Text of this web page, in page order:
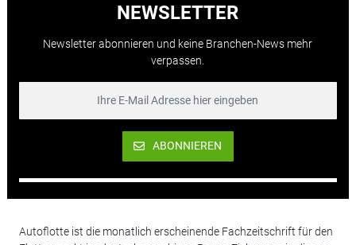
NEWSLETTER
Newsletter abonnieren und keine Branchen-News mehr
verpassen.
ABONNIEREN
Autoflotte ist die monatlich erscheinende Fachzeitschrift für den